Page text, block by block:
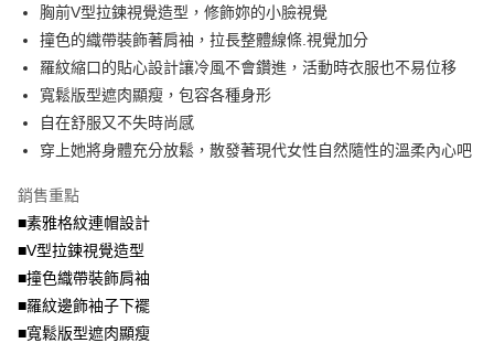
法說明評估內容。
【繳款方式說明】
1.分期款項不併入電信帳單，「大哥付你分期」於每月結算日後寄送繳費提
醒簡訊。
2.透過簡訊連結打開帳單後，可選擇「超商條碼／台灣大直營門市／銀行轉
帳／街口支付／iPASS MONEY」等通路繳費。
【注意事項】
用戶於交易時，得透過本服務購買商品或服務，並由商店將買賣／分期付款
買賣價金債權讓與本公司後，依約使用本公司帳單繳交帳款。
資料（包含姓名、電話或地址）提供予台灣大哥大進項蒐集、處理及利用，
由本公司與您本人進行分期帳單所需資料之確認、核對及更正。
3.完整用戶服務條款，請詳閱以下連結：
２．便利：只要手機號碼，簡訊認證，即可結帳。
３．安心：先確認商品／服務後，再付款。
【「AFTEE先享後付」結帳流程】
１．於結帳方式選擇「AFTEE先享後付」後，將跳轉至「AFTEE先享後付」
２．訂單成立數日內，您將收到繳費通知簡訊。
３．收到繳費通知簡訊後14天內，點擊此簡訊中的連結，可透過四大超商／
※ 請注意：結帳手續完成當下不需立刻繳費，但若您需要取消訂單，請聯絡
購買商品的店家。未經商家同意取消之訂單仍視為有效，需透過AFTEE先享
後付繳納相關費用。
※ 交易是否成功請以「AFTEE先享後付 」之結帳頁面顯示為準，若有關於
是否繳費成功／繳費後需取消欲退款等相關疑問，請聯繫「AFTEE先享後付
客戶支援中心」https://netprotections.freshdesk.com/support/home
【注意事項】
全家取貨付款
每筆NT$70，滿NT$699(含以上)免運費
付款後全家取貨
每筆NT$70，滿NT$799(含以上)免運費
付款後7-11取貨
每筆NT$70，滿NT$699(含以上)免運費
宅配
胸前V型拉鍊視覺造型，修飾妳的小臉視覺
撞色的織帶裝飾著肩袖，拉長整體線條.視覺加分
羅紋縮口的貼心設計讓冷風不會鑽進，活動時衣服也不易位移
寬鬆版型遮肉顯瘦，包容各種身形
自在舒服又不失時尚感
穿上她將身體充分放鬆，散發著現代女性自然隨性的溫柔內心吧
銷售重點
■素雅格紋連帽設計
■V型拉鍊視覺造型
■撞色織帶裝飾肩袖
■羅紋邊飾袖子下襬
■寬鬆版型遮肉顯瘦